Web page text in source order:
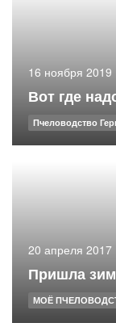
16 ноября 2019
Вот где
Пчеловодство
20 апреля 2017
Пришла
МОЁ